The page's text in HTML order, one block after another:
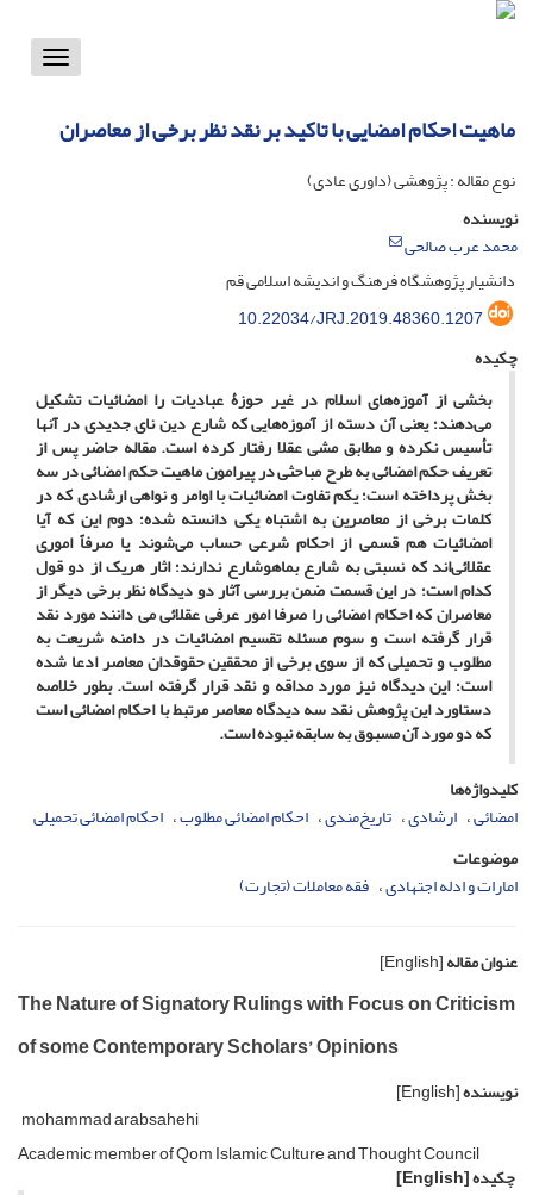
Toggle
ماهیت احکام امضایی با تاکید بر نقد نظر برخی از معاصران
نوع مقاله : پژوهشی (داوری عادی)
نویسنده
محمد عرب صالحی
دانشیار پژوهشگاه فرهنگ و اندیشه اسلامی قم
10.22034/JRJ.2019.48360.1207
چکیده
بخشی از آموزه‌های اسلام در غیر حوزۀ عبادیات را امضائیات تشکیل
می‌دهند؛ یعنی آن دسته از آموزه‌هایی که شارع دین نای جدیدی در آنها
تأسیس نکرده و مطابق مشی عقلا رفتار کرده است. مقاله حاضر پس از
تعریف حکم امضائی به طرح مباحثی در پیرامون ماهیت حکم امضائی در سه
بخش پرداخته است؛ یکم تفاوت امضائیات با اوامر و نواهی ارشادی که در
کلمات برخی از معاصرین به اشتباه یکی دانسته شده؛ دوم این که آیا
امضائیات هم قسمی از احکام شرعی حساب می‌شوند یا صرفاً اموری
عقلائی‌اند که نسبتی به شارع بماهوشارع ندارند؛ اثار هریک از دو قول
کدام است؛ در این قسمت ضمن بررسی آثار دو دیدگاه نظر برخی دیگر از
معاصران که احکام امضائی را صرفا امور عرفی عقلائی می دانند مورد نقد
قرار گرفته است و سوم مسئله تقسیم امضائیات در دامنه شریعت به
مطلوب و تحمیلی که از سوی برخی از محققین حقوقدان معاصر ادعا شده
است؛ این دیدگاه نیز مورد مداقه و نقد قرار گرفته است. بطور خلاصه
دستاورد این پژوهش نقد سه دیدگاه معاصر مرتبط با احکام امضائی است
که دو مورد آن مسبوق به سابقه نبوده است.
کلیدواژه‌ها
امضائی ارشادی تاریخ‌مندی احکام امضائی مطلوب احکام امضائی تحمیلی
موضوعات
امارات و ادله اجتهادی فقه معاملات (تجارت)
عنوان مقاله[English]
The Nature of Signatory Rulings with Focus on Criticism
of some Contemporary Scholars’ Opinions
نویسنده[English]
mohammad arabsahehi
Academic member of Qom Islamic Culture and Thought Council
چکیده[English]